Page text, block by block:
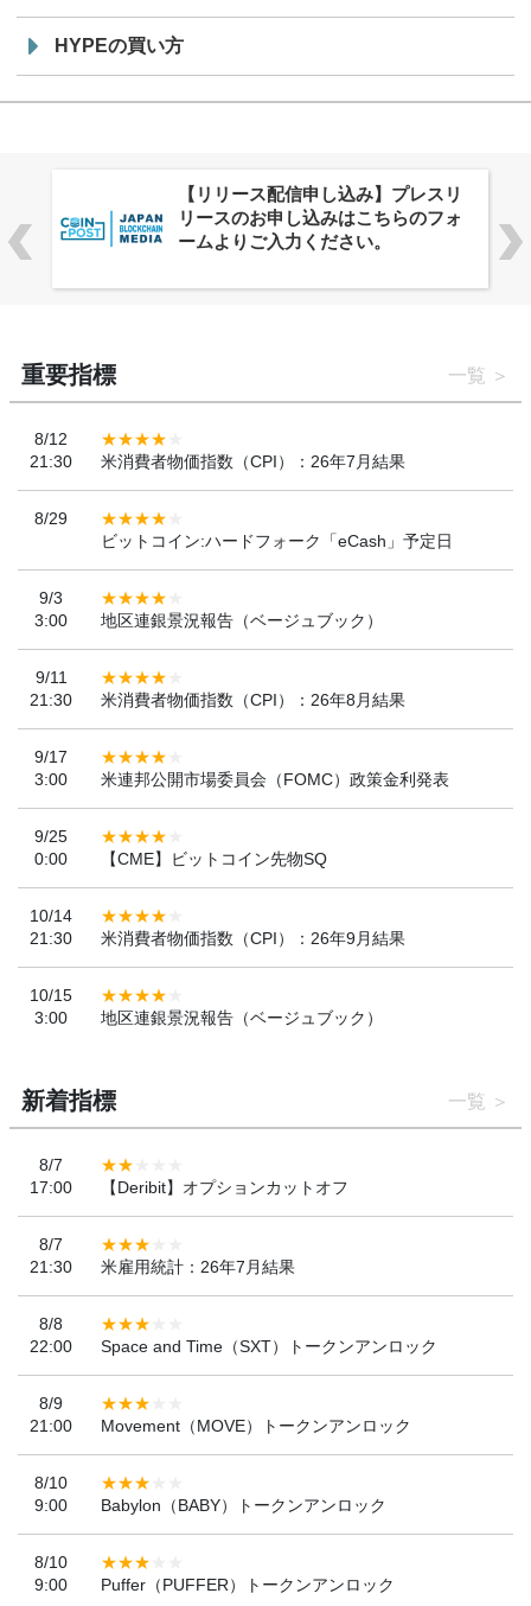
HYPEの買い方
株式会社PlnX、アジア最大級のグロ
ーバルWeb3カンファレンス
「WebX2026」とのコラボレーショ
重要指標 一覧
8/12
21:30
米消費者物価指数（CPI）：26年7月結果
8/29
ビットコイン:ハードフォーク「eCash」予定日
9/3
3:00
地区連銀景況報告（ベージュブック）
9/11
21:30
米消費者物価指数（CPI）：26年8月結果
9/17
3:00
米連邦公開市場委員会（FOMC）政策金利発表
9/25
0:00
【CME】ビットコイン先物SQ
10/14
21:30
米消費者物価指数（CPI）：26年9月結果
10/15
3:00
地区連銀景況報告（ベージュブック）
新着指標 一覧
8/7
17:00
【Deribit】オプションカットオフ
8/7
21:30
米雇用統計：26年7月結果
8/8
22:00
Space and Time（SXT）トークンアンロック
8/9
21:00
Movement（MOVE）トークンアンロック
8/10
9:00
Babylon（BABY）トークンアンロック
8/10
9:00
Puffer（PUFFER）トークンアンロック